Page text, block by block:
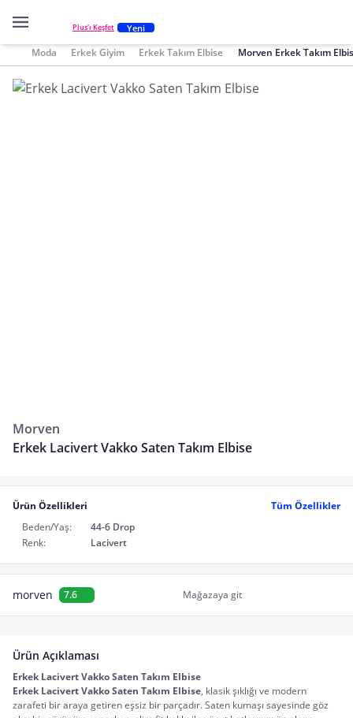
Plus'ı Keşfet Yeni
Moda Erkek Giyim Erkek Takım Elbise Morven Erkek Takım
Morven
Erkek Lacivert Vakko Saten Takım Elbise
Ürün Özellikleri
Tüm Özellikler
Beden/Yaş:
44-6 Drop
Renk:
Lacivert
morven 7.6 Mağazaya git
Ürün Açıklaması
Erkek Lacivert Vakko Saten Takım Elbise
Erkek Lacivert Vakko Saten Takım Elbise, klasik şıklığı ve modern
zarafeti bir araya getiren eşsiz bir parçadır. Saten kumaşı sayesinde göz